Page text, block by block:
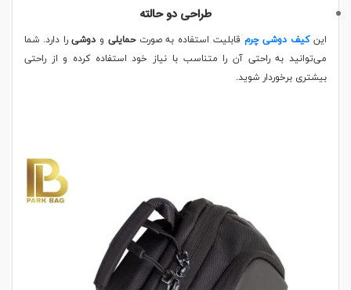
طراحی دو حالته
اینکیف دوشی چرم قابلیت استفاده به صورت حمایلیو دوشیرا دارد. شما
می‌توانید به راحتی آن را متناسب با نیاز خود استفاده کرده و از راحتی
بیشتری برخوردار شوید.